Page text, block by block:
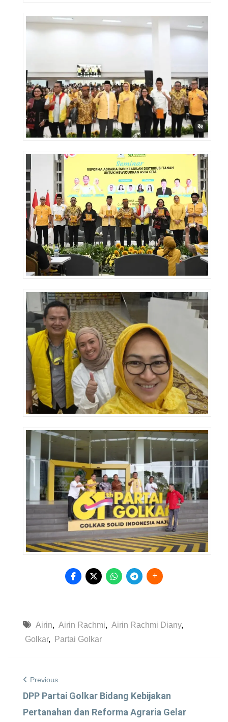
Airin, Airin Rachmi, Airin Rachmi Diany,
Golkar, Partai Golkar
Previous
DPP Partai Golkar Bidang Kebijakan
Pertanahan dan Reforma Agraria Gelar